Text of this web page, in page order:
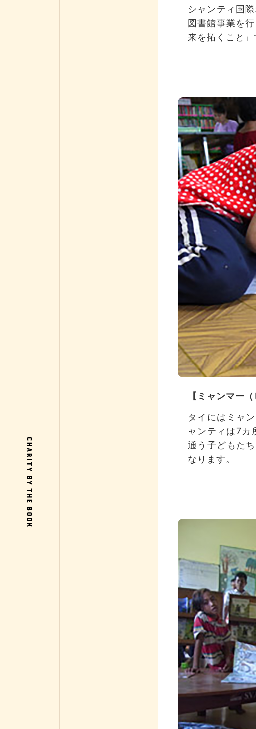
シャンティ国
図書館事業を
来を拓くこと」
【ミャンマー
タイにはミャ
ャンティは7カ
通う子どもた
なります。